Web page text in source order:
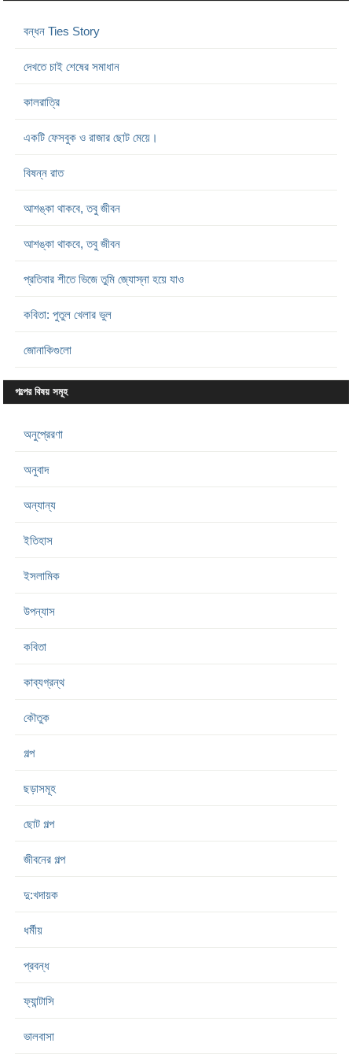
বন্ধন Ties Story
দেখতে চাই শেষের সমাধান
কালরাত্রি
একটি ফেসবুক ও রাজার ছোট মেয়ে।
বিষন্ন রাত
আশঙ্কা থাকবে, তবু জীবন
আশঙ্কা থাকবে, তবু জীবন
প্রতিবার শীতে ভিজে তুমি জ্যোস্না হয়ে যাও
কবিতা: পুতুল খেলার ভুল
জোনাকিগুলো
গল্পের বিষয় সমূহ
অনুপ্রেরণা
অনুবাদ
অন্যান্য
ইতিহাস
ইসলামিক
উপন্যাস
কবিতা
কাব্যগ্রন্থ
কৌতুক
গল্প
ছড়াসমূহ
ছোট গল্প
জীবনের গল্প
দু:খদায়ক
ধর্মীয়
প্রবন্ধ
ফ্যান্টাসি
ভালবাসা